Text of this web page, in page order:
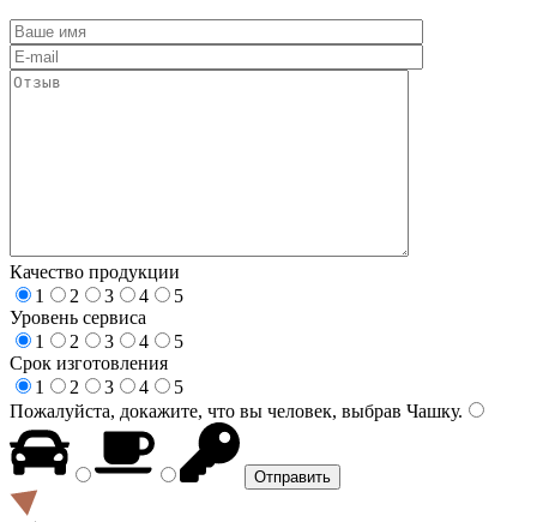
Качество продукции
1
2 3 4
5
Уровень сервиса
1
2 3 4
5
Срок изготовления
1
2 3 4
5
Пожалуйста, докажите, что вы человек, выбрав Чашку.